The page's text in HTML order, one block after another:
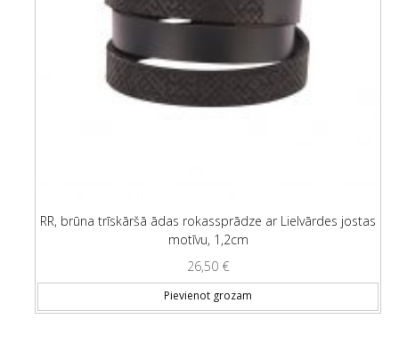
RR, brūna trīskāršā ādas rokassprādze ar Lielvārdes jostas
motīvu, 1,2cm
26,50 €
Pievienot grozam